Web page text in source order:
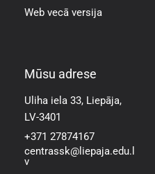
Web vecā versija
Mūsu adrese
Uliha iela 33, Liepāja,
LV-3401
+371 27874167
centrassk@liepaja.edu.l
v